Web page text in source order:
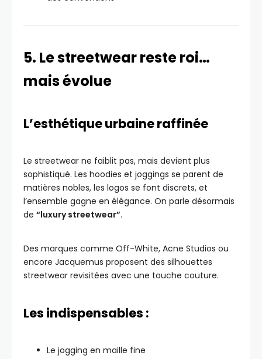
5. Le streetwear reste roi…
mais évolue
L’esthétique urbaine raffinée
Le streetwear ne faiblit pas, mais devient plus
sophistiqué. Les hoodies et joggings se parent de
matières nobles, les logos se font discrets, et
l’ensemble gagne en élégance. On parle désormais
de “luxury streetwear”.
Des marques comme Off-White, Acne Studios ou
encore Jacquemus proposent des silhouettes
streetwear revisitées avec une touche couture.
Les indispensables :
Le jogging en maille fine